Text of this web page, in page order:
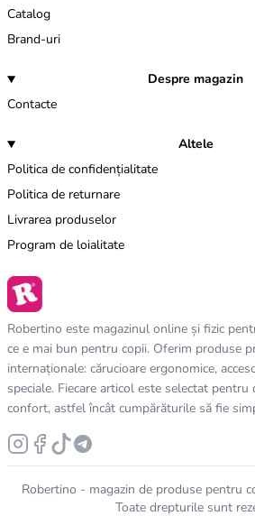
Catalog
Brand-uri
Despre magazin
Contacte
Altele
Politica de confidențialitate
Politica de returnare
Livrarea produselor
Program de loialitate
Robertino este magazinul online și fizic
ce e mai bun pentru copii. Oferim produse
internaționale: cărucioare ergonomice,
speciale. Fiecare articol este selectat
confort, astfel încât cumpărăturile să fie
Robertino - magazin de produse pentru
Toate drepturile sunt